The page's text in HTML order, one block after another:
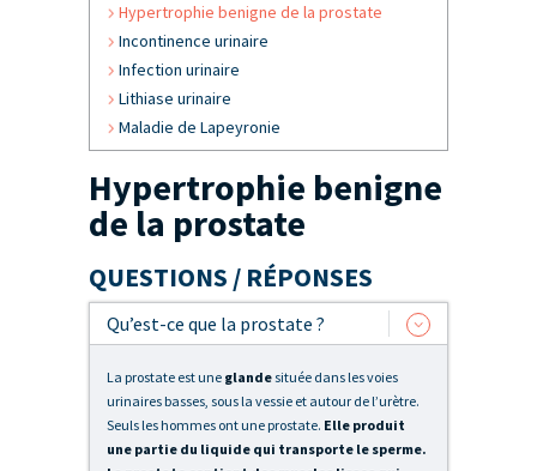
Hypertrophie benigne de la prostate
Incontinence urinaire
Infection urinaire
Lithiase urinaire
Maladie de Lapeyronie
Hypertrophie benigne
de la prostate
QUESTIONS / RÉPONSES
Qu’est-ce que la prostate ?
La prostate est une glandesituée dans les voies
urinaires basses, sous la vessie et autour de l’urètre.
Seuls les hommes ont une prostate. Elle produit
une partie du liquide qui transporte le sperme.